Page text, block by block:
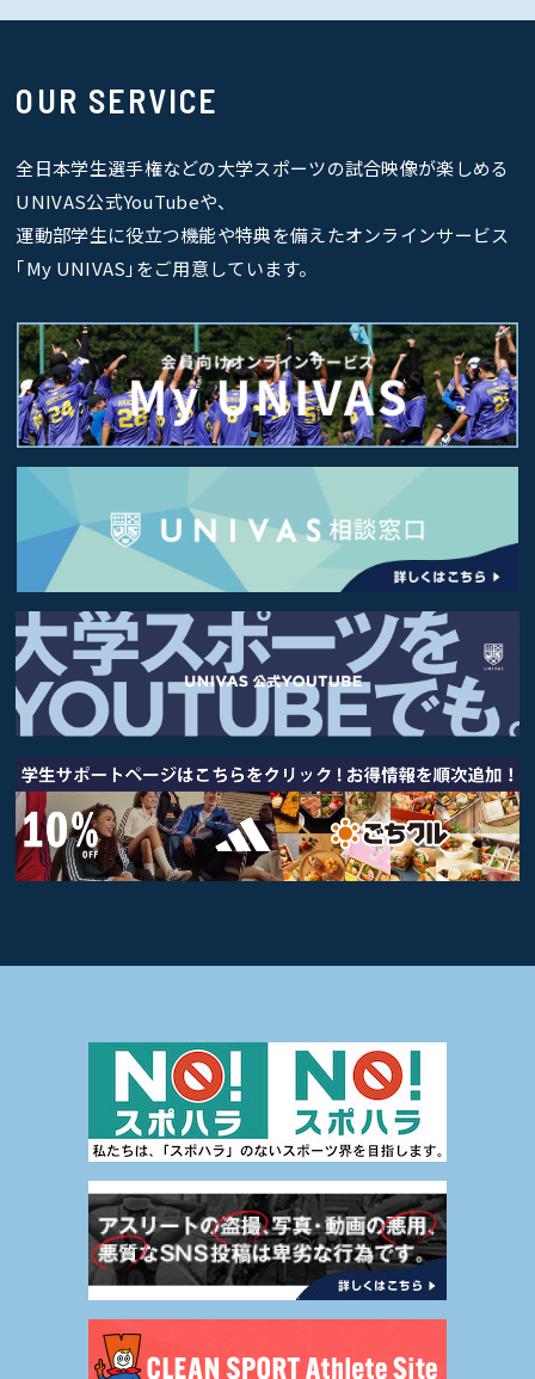
OUR SERVICE
全日本学生選手権などの大学スポーツの試合映像が楽しめる
UNIVAS公式YouTubeや、
運動部学生に役立つ機能や特典を備えたオンラインサービス
｢My UNIVAS｣をご用意しています。